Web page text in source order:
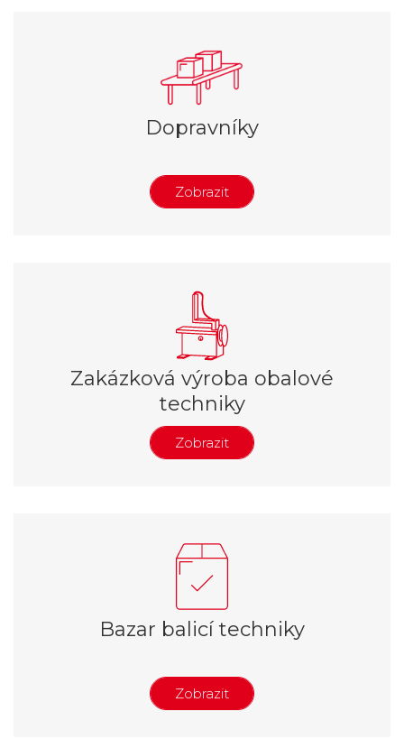
Dopravníky
Zobrazit
Motorizované pásové dopravníky
Zakázková výroba obalové
techniky
Zobrazit
Ovinovací stroje na zakázku
Lepicí stroje na zakázku
Dopravníky na zakázku
Bazar balicí techniky
Zobrazit